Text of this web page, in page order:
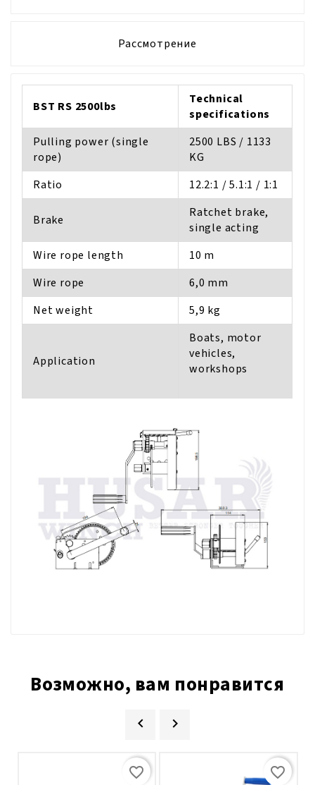
Рассмотрение
BST RS 2500lbs
Technical
specifications
Pulling power (single
rope)
2500 LBS / 1133
KG
Ratio
12.2:1 / 5.1:1 / 1:1
Brake
Ratchet brake,
single acting
Wire rope length
10 m
Wire rope
6,0 mm
Net weight
5,9 kg
Application
Boats, motor
vehicles,
workshops
Возможно, вам понравится
 
favorite_border favorite_border